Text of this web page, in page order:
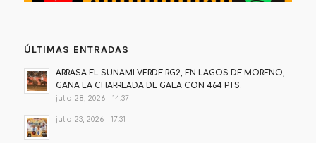
ÚLTIMAS ENTRADAS
ARRASA EL SUNAMI VERDE RG2, EN LAGOS DE MORENO,
GANA LA CHARREADA DE GALA CON 464 PTS.
julio 28, 2026 - 14:37
julio 23, 2026 - 17:31